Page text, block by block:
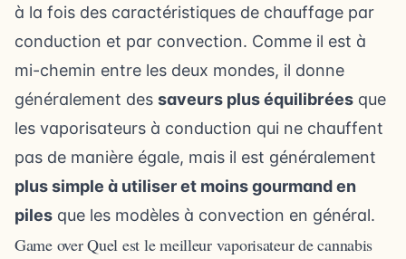
à la fois des caractéristiques de chauffage par
conduction et par convection. Comme il est à
mi-chemin entre les deux mondes, il donne
généralement des saveurs plus équilibrées que
les vaporisateurs à conduction qui ne chauffent
pas de manière égale, mais il est généralement
plus simple à utiliser et moins gourmand en
piles que les modèles à convection en général.
Game over Quel est le meilleur vaporisateur de cannabis